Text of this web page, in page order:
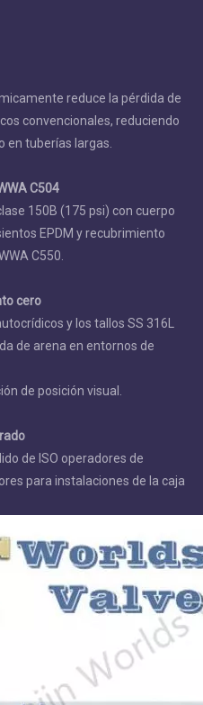
reduce la pérdida de
convencionales, reduciendo
en tuberías largas.
C504
150B (175 psi) con cuerpo
EPDM y recubrimiento
C550.
cero
y los tallos SS 316L
de arena en entornos de
de posición visual.
de ISO operadores de
para instalaciones de la caja